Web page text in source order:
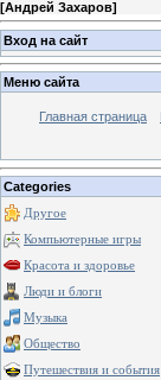
[Андрей Захаров]
Вход на сайт
Меню сайта
Главная страница
Categories
Другое
Компьютерные игры
Красота и здоровье
Люди и блоги
Музыка
Общество
Путешествия и события